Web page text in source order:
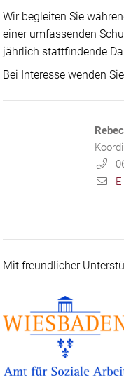
Wir begleiten Sie
einer umfassenden
jährlich stattfindende
Bei Interesse wenden
Mit freundlicher